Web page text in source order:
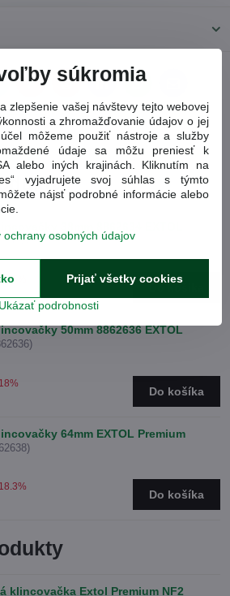
Pinterest
50mm 8862636 EXTOL
Do košíka
64mm EXTOL Premium
Do košíka
klincovačka Extol Premium NF2
súkromia
zlepšenie vašej návštevy tejto webovej
a zhromažďovanie údajov o jej
môžeme použiť nástroje a služby
údaje sa môžu preniesť k
alebo iných krajinách. Kliknutím na
vyjadrujete svoj súhlas s týmto
nájsť podrobné informácie alebo
ochrany osobných údajov
Ukázať podrobnosti
Prijať všetky cookies